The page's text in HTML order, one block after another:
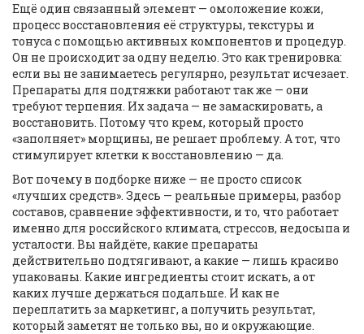
Ещё один связанный элемент — омоложение кожи,
процесс восстановления её структуры, текстуры и
тонуса с помощью активных компонентов и процедур.
Он не происходит за одну неделю. Это как тренировка:
если вы не занимаетесь регулярно, результат исчезает.
Препараты для подтяжки работают так же — они
требуют терпения. Их задача — не замаскировать, а
восстановить. Потому что крем, который просто
«заполняет» морщины, не решает проблему. А тот, что
стимулирует клетки к восстановлению — да.
Вот почему в подборке ниже — не просто список
«лучших средств». Здесь — реальные примеры, разбор
составов, сравнение эффективности, и то, что работает
именно для российского климата, стрессов, недосыпа и
усталости. Вы найдёте, какие препараты
действительно подтягивают, а какие — лишь красиво
упакованы. Какие ингредиенты стоит искать, а от
каких лучше держаться подальше. И как не
переплатить за маркетинг, а получить результат,
который заметят не только вы, но и окружающие.